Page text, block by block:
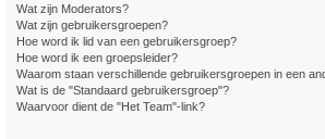
Wat zijn Moderators?
Wat zijn gebruikersgroepen?
Hoe word ik lid van een gebruikersgroep?
Hoe word ik een groepsleider?
Waarom staan verschillende gebruikersgroepen in een
Wat is de "Standaard gebruikersgroep"?
Waarvoor dient de "Het Team"-link?